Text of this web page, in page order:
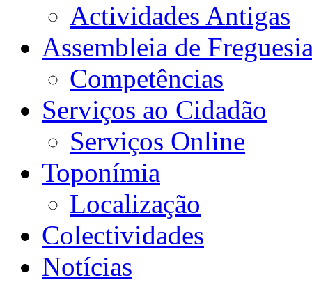
Actividades Antigas
Assembleia de
Competências
Serviços ao Cidadão
Serviços Online
Toponímia
Localização
Colectividades
Notícias